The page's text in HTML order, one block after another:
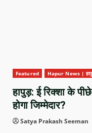
Featured Hapur News |
हापुड़: ई रिक्शा के
होगा जिम्मेदार?
Satya Prakash Seeman